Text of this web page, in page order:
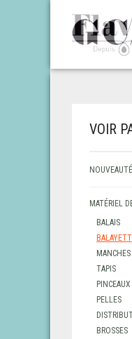
VOIR
MATÉRIEL
BALAIS
TAPIS
PINCEAUX
PELLES
BROSSES